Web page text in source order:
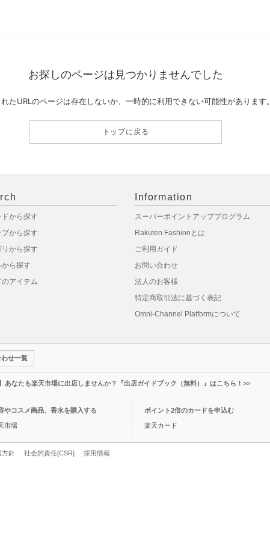
お探しのページは見つかりませんでした
たURLのページは存在しないか、一時的に利用できない可能性があります。
トップに戻る
ドから探す
プから探す
リから探す
から探す
アイテム
Information
スーパーポイントアッププログラム
Rakuten Fashionとは
ご利用ガイド
お問い合わせ
法人のお客様
特定商取引法に基づく表記
Omni-Channel Platformについて
わせ一覧
あなたも楽天市場に出店しませんか？『出店ガイドブック（無料）』はこちら！>>
やコスメ商品、香水を購入する
市場
ポイント2倍のカードを申込む
楽天カード
方針 社会的責任[CSR] 採用情報